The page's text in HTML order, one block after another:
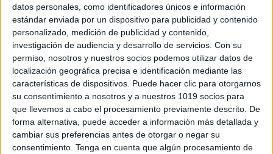
datos personales, como identificadores únicos e información
estándar enviada por un dispositivo para publicidad y contenido
personalizado, medición de publicidad y contenido,
investigación de audiencia y desarrollo de servicios. Con su
permiso, nosotros y nuestros socios podemos utilizar datos de
localización geográfica precisa e identificación mediante las
características de dispositivos. Puede hacer clic para otorgarnos
su consentimiento a nosotros y a nuestros 1019 socios para
que llevemos a cabo el procesamiento previamente descrito. De
forma alternativa, puede acceder a información más detallada y
cambiar sus preferencias antes de otorgar o negar su
consentimiento. Tenga en cuenta que algún procesamiento de